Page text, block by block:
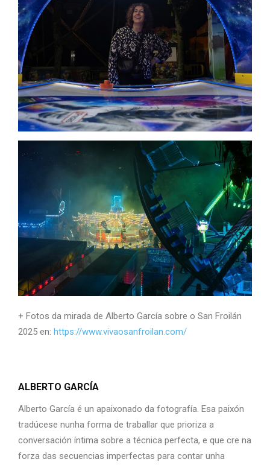
+ Fotos da mirada de Alberto García sobre o San Froilán
2025 en: https://www.vivaosanfroilan.com/
ALBERTO GARCÍA
Alberto García é un apaixonado da fotografía. Esa paixón
tradúcese nunha forma de traballar que prioriza a
conversación íntima sobre a técnica perfecta, e que cre na
forza das secuencias imperfectas para contar unha